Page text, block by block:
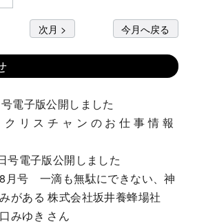
次月 > 今月へ戻る
電子版公開しました
ク リ ス チ ャ ン の お 仕 事 情 報
号電子版公開しました
月号 一滴も無駄にできない、神
がある 株式会社坂井養蜂場社
みゆき さん